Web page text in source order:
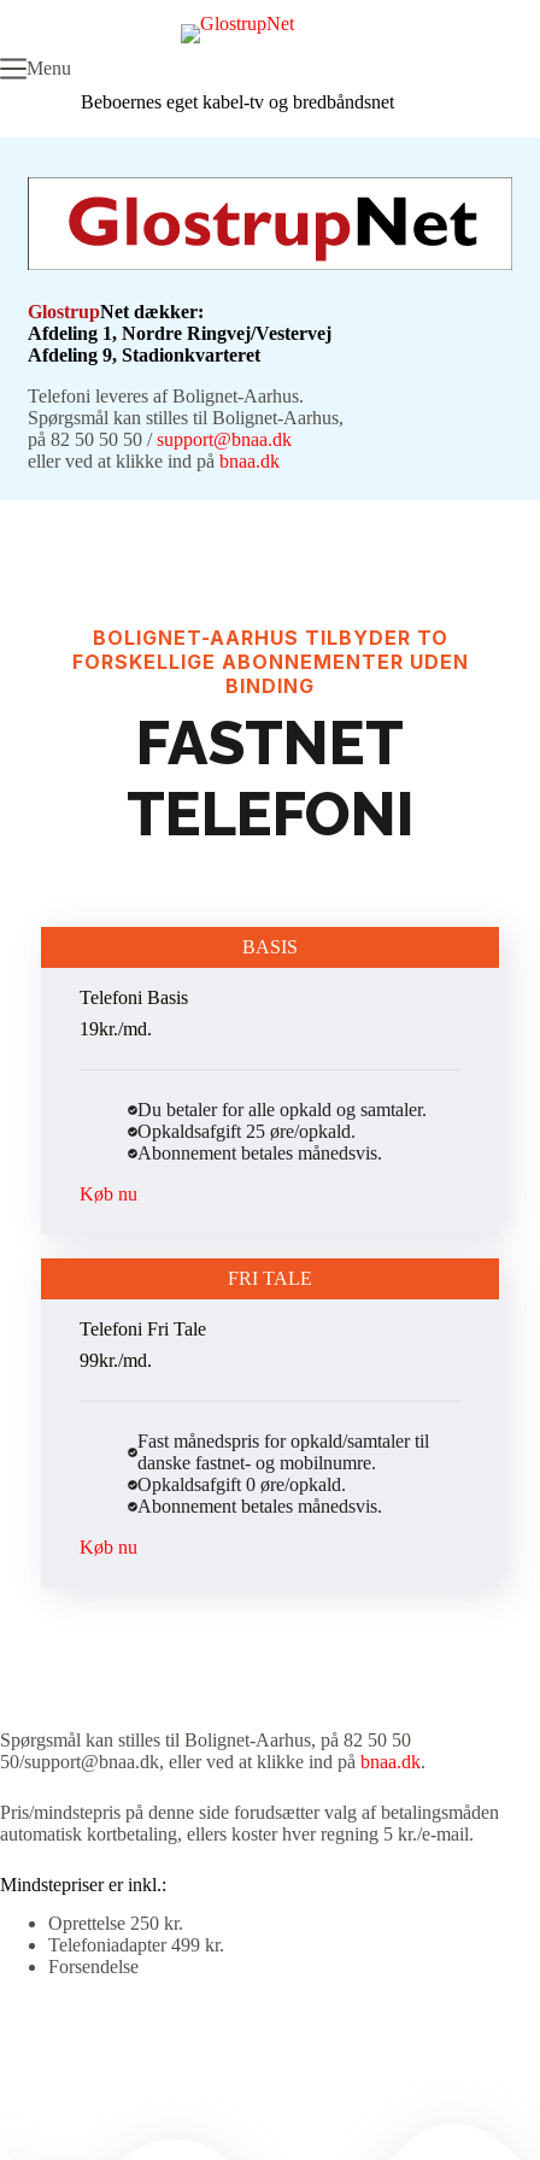
Menu
Beboernes eget kabel-tv og bredbåndsnet
GlostrupNet dækker:
Afdeling 1, Nordre Ringvej/Vestervej
Afdeling 9, Stadionkvarteret
Telefoni leveres af Bolignet-Aarhus.
Spørgsmål kan stilles til Bolignet-Aarhus,
på 82 50 50 50 / support@bnaa.dk
eller ved at klikke ind på bnaa.dk
BOLIGNET-AARHUS TILBYDER TO
FORSKELLIGE ABONNEMENTER UDEN
BINDING
FASTNET
TELEFONI
BASIS
Telefoni Basis
19kr./md.
Du betaler for alle opkald og samtaler.
Opkaldsafgift 25 øre/opkald.
Abonnement betales månedsvis.
Køb nu
FRI TALE
Telefoni Fri Tale
99kr./md.
Fast månedspris for opkald/samtaler til
danske fastnet- og mobilnumre.
Opkaldsafgift 0 øre/opkald.
Abonnement betales månedsvis.
Køb nu
Spørgsmål kan stilles til Bolignet-Aarhus, på 82 50 50
50/support@bnaa.dk, eller ved at klikke ind på bnaa.dk.
Pris/mindstepris på denne side forudsætter valg af betalingsmåden
automatisk kortbetaling, ellers koster hver regning 5 kr./e-mail.
Mindstepriser er inkl.:
Oprettelse 250 kr.
Telefoniadapter 499 kr.
Forsendelse